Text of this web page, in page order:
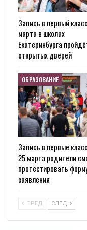
Запись в первый
марта в школах
Екатеринбурга
открытых дверей
ОБРАЗОВАНИЕ
Запись в первые
25 марта родители
протестировать
заявления
ПРЕД СЛЕД